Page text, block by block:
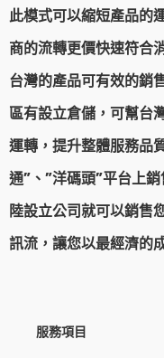
此模式可以縮短產品的
商的流轉更價快速符合
台灣的產品可有效的銷
區有設立倉儲，可幫台
運轉，提升整體服務品
通”、”洋碼頭”平台上
陸設立公司就可以銷售
訊流，讓您以最經濟的
服務項目